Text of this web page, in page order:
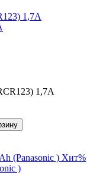
1,7А
Хит%
)